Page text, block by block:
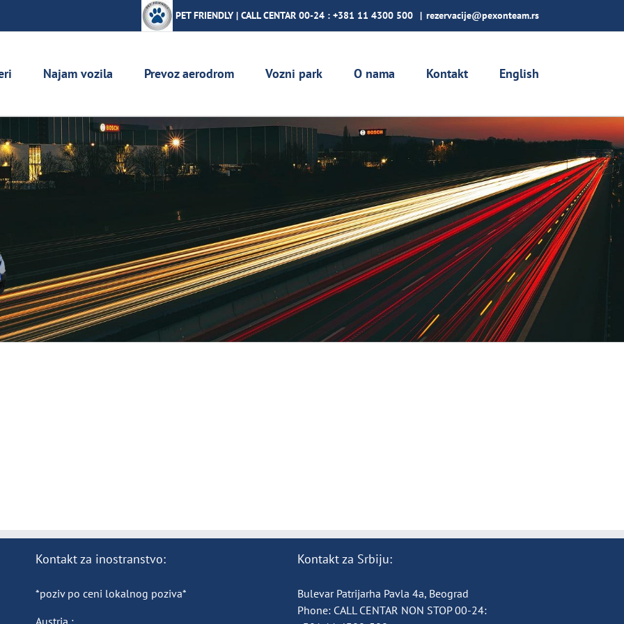
PET FRIENDLY | CALL CENTAR 00-24 : +381 11 4300 500 | rezervacije@pexonteam.rs
Najam vozila Prevoz aerodrom Vozni park O nama Kontakt English
Kontakt za inostranstvo:
*poziv po ceni lokalnog poziva*
Austria :
Kontakt za Srbiju:
Bulevar Patrijarha Pavla 4a, Beograd
Phone: CALL CENTAR NON STOP 00-24: